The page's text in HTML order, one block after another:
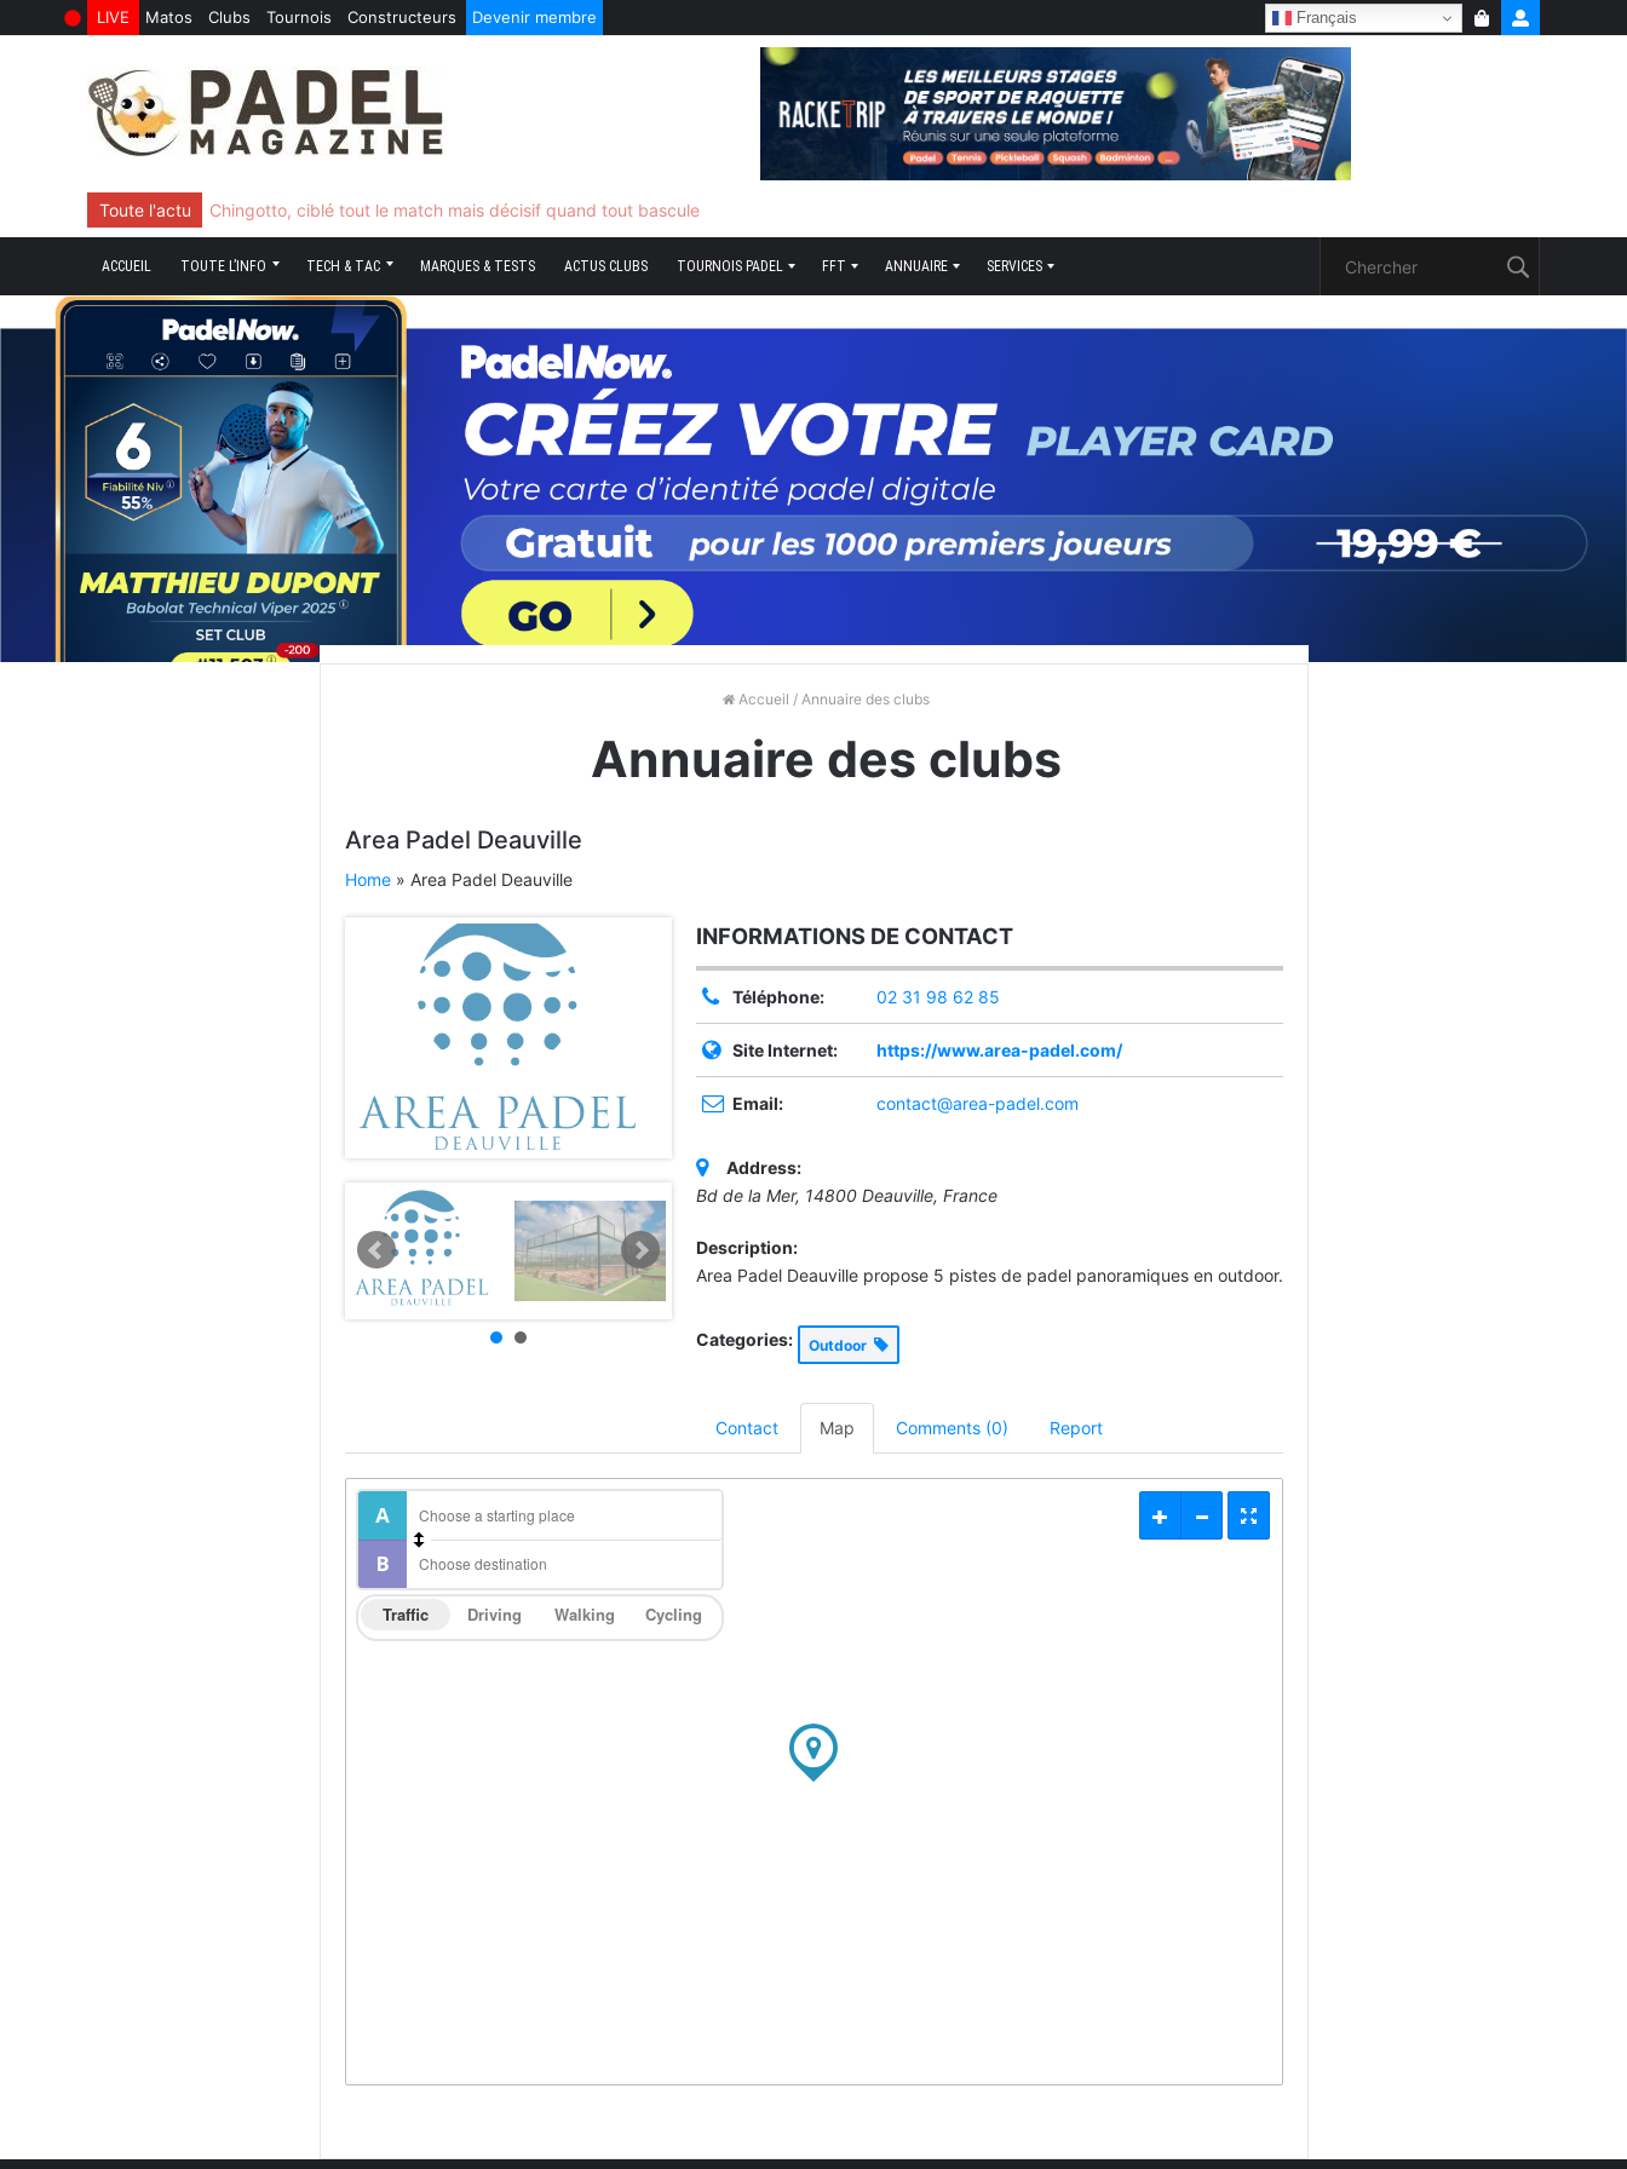
LIVE Matos Clubs Tournois Constructeurs Devenir membre Français
Toute l'actu Chingotto, ciblé tout le match mais décisif quand tout bascule
ACCUEIL TOUTE L’INFO
6 Août 2026
TECH & TAC
10 Juin 2026
MARQUES & TESTS ACTUS CLUBS TOURNOIS PADEL FFT ANNUAIRE SERVICES
Accueil / Annuaire des clubs
Annuaire des clubs
Area Padel Deauville
Home» Area Padel Deauville
Address:
Bd de la Mer, 14800 Deauville, France
Description:
Area Padel Deauville propose 5 pistes de padel panoramiques en outdoor.
Categories: Outdoor
INFORMATIONS DE CONTACT
Téléphone: 02 31 98 62 85
Site Internet: https://www.area-padel.com/
Email: contact@area-padel.com
Contact Map Comments (0) Report
Traffic Driving Walking Cycling